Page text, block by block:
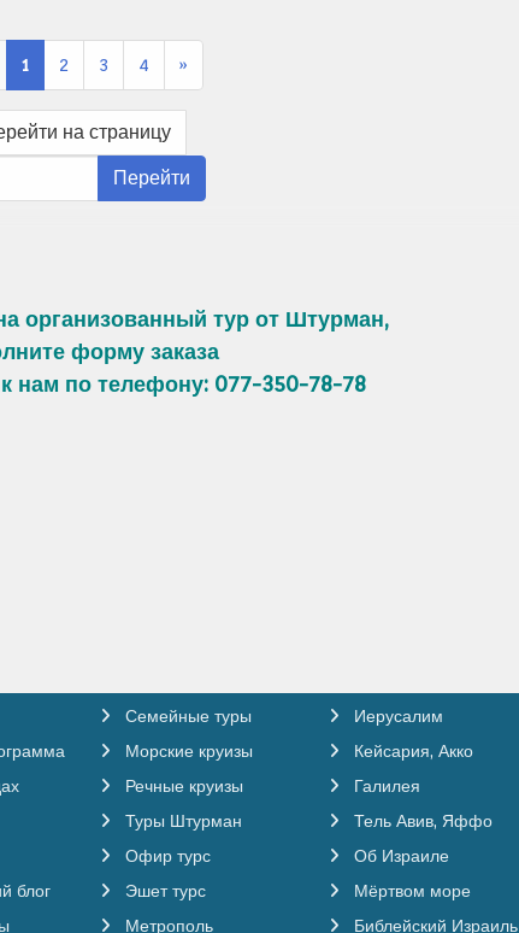
1 2 3 4 »
на страницу
Перейти
организованный тур от Штурман,
форму заказа
нам по телефону: 077-350-78-78
блог
Семейные туры
Морские круизы
Речные круизы
Туры Штурман
Офир турс
Эшет турс
Метрополь
Иерусалим
Кейсария, Акко
Галилея
Тель Авив, Яффо
Об Израиле
Мёртвом море
Библейский Израиль